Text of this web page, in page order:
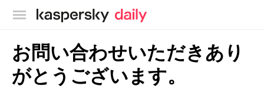
カスペルスキー公式ブログ
お問い合わせいただきあり
がとうございます。